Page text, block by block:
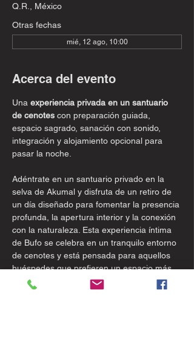
Q.R., México
Otras fechas
mié, 12 ago, 10:00
Acerca del evento
Una experiencia privada en un santuario
de cenotes con preparación guiada,
espacio sagrado, sanación con sonido,
integración y alojamiento opcional para
pasar la noche.
Adéntrate en un santuario privado en la
selva de Akumal y disfruta de un retiro de
un día diseñado para fomentar la presencia
profunda, la apertura interior y la conexión
con la naturaleza. Esta experiencia íntima
de Bufo se celebra en un tranquilo entorno
de cenotes y está pensada para aquellos
huéspedes que prefieren un espacio más
personal, guiado y cuidadosamente